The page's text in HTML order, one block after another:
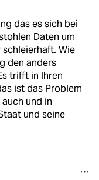
das es sich bei
Daten um
Wie
den anders
trifft in Ihren
ist das Problem
und in
und seine